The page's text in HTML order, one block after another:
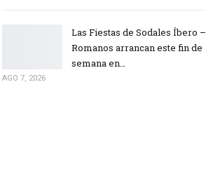
Las Fiestas de Sodales Íbero –
Romanos arrancan este fin de
semana en…
AGO 7, 2026